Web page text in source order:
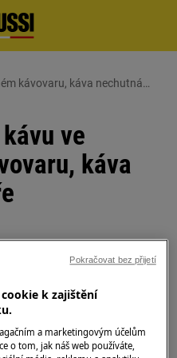
kávovaru, káva nechutná
ve
káva
vestavném
dobře
k zajištění
a marketingovým účelům
o tom, jak náš web používáte,
Pokračovat bez přijetí